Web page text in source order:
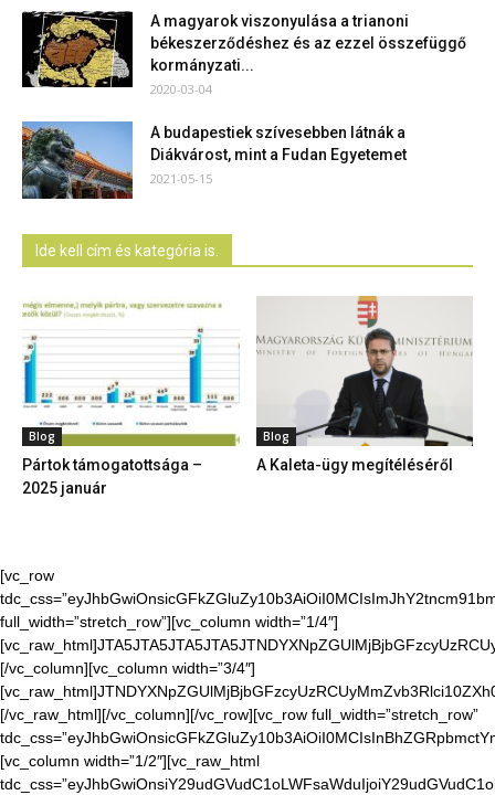
A magyarok viszonyulása a trianoni
békeszerződéshez és az ezzel összefüggő
kormányzati...
2020-03-04
A budapestiek szívesebben látnák a
Diákvárost, mint a Fudan Egyetemet
2021-05-15
Ide kell cím és kategória is.
Blog
Pártok támogatottsága –
2025 január
Blog
A Kaleta-ügy megítéléséről
[vc_row
full_width=”stretch_row”][vc_column width=”1/4″]
[/vc_column][vc_column width=”3/4″]
[/vc_raw_html][/vc_column][/vc_row][vc_row full_width=”stretch_row”
[vc_column width=”1/2″][vc_raw_html